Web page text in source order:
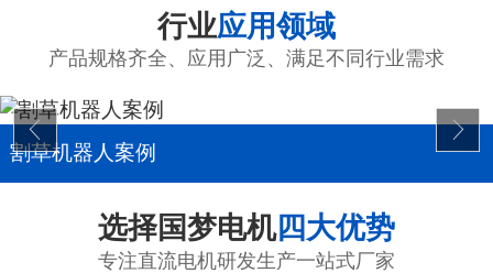
行业应用领域
产品规格齐全、应用广泛、满足不同行业需求
割草机器人案例
选择国梦电机四大优势
专注直流电机研发生产一站式厂家